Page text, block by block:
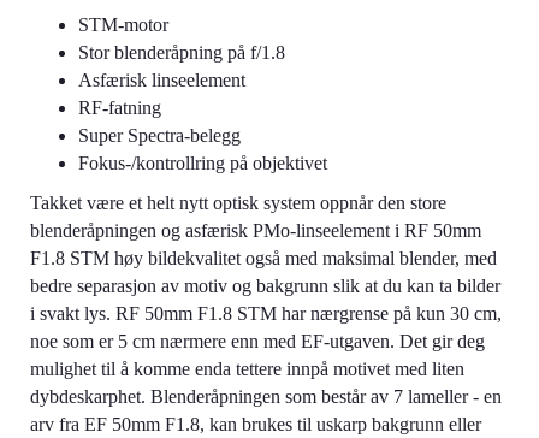
STM-motor
Stor blenderåpning på f/1.8
Asfærisk linseelement
RF-fatning
Super Spectra-belegg
Fokus-/kontrollring på objektivet
Takket være et helt nytt optisk system oppnår den store
blenderåpningen og asfærisk PMo-linseelement i RF 50mm
F1.8 STM høy bildekvalitet også med maksimal blender, med
bedre separasjon av motiv og bakgrunn slik at du kan ta bilder
i svakt lys. RF 50mm F1.8 STM har nærgrense på kun 30 cm,
noe som er 5 cm nærmere enn med EF-utgaven. Det gir deg
mulighet til å komme enda tettere innpå motivet med liten
dybdeskarphet. Blenderåpningen som består av 7 lameller - en
arv fra EF 50mm F1.8, kan brukes til uskarp bakgrunn eller